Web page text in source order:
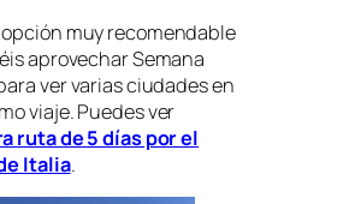
opción muy recomendable
aprovechar Semana
ver varias ciudades en
viaje. Puedes ver
ruta de 5 días por el
Italia.